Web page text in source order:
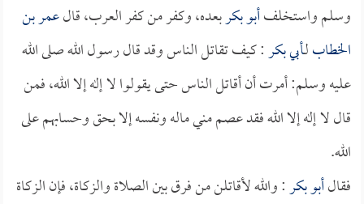
وسلم واستخلفأبو بكربعده، وكفر من كفر العرب، قالعمر بن
الخطابلـأبي بكر: كيف تقاتل الناس وقد قال رسول الله صلى الله
عليه وسلم: أمرت أن أقاتل الناس حتى يقولوا لا إله إلا الله، فمن
قال لا إله إلا الله فقد عصم مني ماله ونفسه إلا بحق وحسابهم على
الله.
فقالأبو بكر: والله لأقاتلن من فرق بين الصلاة والزكاة، فإن الزكاة